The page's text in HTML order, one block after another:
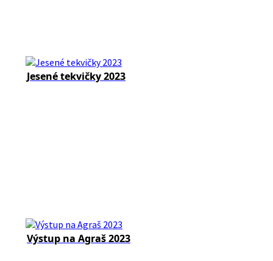
Jesené tekvičky 2023
Výstup na Agraš 2023